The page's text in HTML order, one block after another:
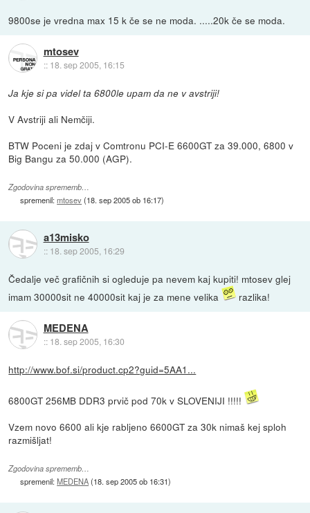
9800se je vredna max 15 k če se ne moda. .....20k če se moda.
mtosev
:: 18. sep 2005, 16:15
Ja kje si pa videl ta 6800le upam da ne v avstriji!
V Avstriji ali Nemčiji.
BTW Poceni je zdaj v Comtronu PCI-E 6600GT za 39.000, 6800 v
Big Bangu za 50.000 (AGP).
Zgodovina sprememb…
spremenil:mtosev(18. sep 2005 ob 16:17)
a13misko
:: 18. sep 2005, 16:29
Čedalje več grafičnih si ogleduje pa nevem kaj kupiti! mtosev glej
imam 30000sit ne 40000sit kaj je za mene velika
razlika!
MEDENA
:: 18. sep 2005, 16:30
http://www.bof.si/product.cp2?guid=5AA1...
6800GT 256MB DDR3 prvič pod 70k v SLOVENIJI !!!!!
Vzem novo 6600 ali kje rabljeno 6600GT za 30k nimaš kej sploh
razmišljat!
Zgodovina sprememb…
spremenil:MEDENA(18. sep 2005 ob 16:31)